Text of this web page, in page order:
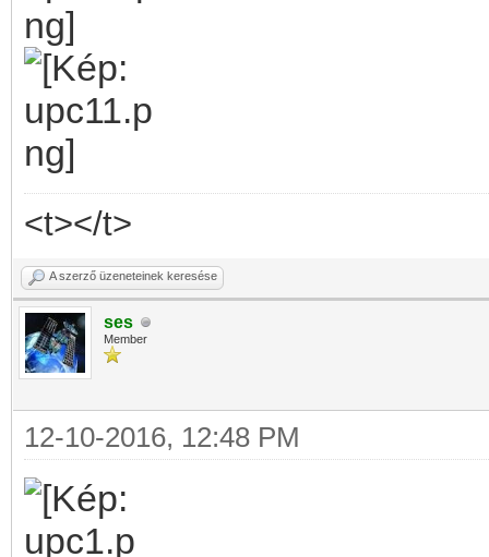
<t></t>
A szerző üzeneteinek keresése
ses
Member
12-10-2016, 12:48 PM